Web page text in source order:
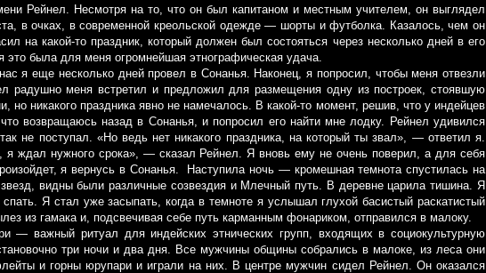
Рейнел. Несмотря на то, что он был капитаном и местным учителем, он выглядел
в очках, в современной креольской одежде — шорты и футболка. Казалось, чем он
на какой-то праздник, который должен был состояться через несколько дней в его
была для меня огромнейшая этнографическая удача.
я еще несколько дней провел в Сонанья. Наконец, я попросил, чтобы меня отвезли
радушно меня встретил и предложил для размещения одну из построек, стоявшую
но никакого праздника явно не намечалось. В какой-то момент, решив, что у индейцев
возвращаюсь назад в Сонанья, и попросил его найти мне лодку. Рейнел удивился
не поступал. «Но ведь нет никакого праздника, на который ты звал», — ответил я.
я ждал нужного срока», — сказал Рейнел. Я вновь ему не очень поверил, а для себя
я вернусь в Сонанья. Наступила ночь — кромешная темнота спустилась на
видны были различные созвездия и Млечный путь. В деревне царила тишина. Я
Я стал уже засыпать, когда в темноте я услышал глухой басистый раскатистый
из гамака и, подсвечивая себе путь карманным фонариком, отправился в малоку.
ритуал для индейских этнических групп, входящих в социокультурную
три ночи и два дня. Все мужчины общины собрались в малоке, из леса они
и горны юрупари и играли на них. В центре мужчин сидел Рейнел. Он оказался